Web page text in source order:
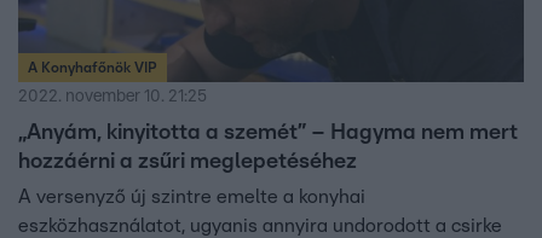
A Konyhafőnök VIP
2022. november 10. 21:25
„Anyám, kinyitotta a szemét” – Hagyma nem mert
hozzáérni a zsűri meglepetéséhez
A versenyző új szintre emelte a konyhai
eszközhasználatot, ugyanis annyira undorodott a csirke